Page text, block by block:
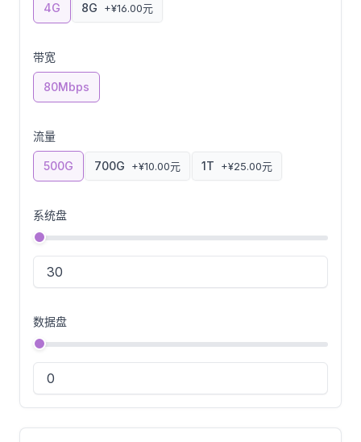
4G 8G +¥16.00元
带宽
80Mbps
流量
500G 700G +¥10.00元 1T +¥25.00元
系统盘
数据盘